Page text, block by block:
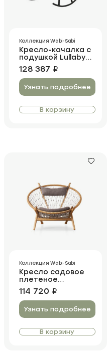
Кресло-качалка с
подушкой Lullaby
Bauhaus
Коллекция Wabi-Sabi
128 387 i
Узнать подробнее
В корзину
Кресло садовое
плетеное
Papasan 2 Pillows
Коллекция Wabi-Sabi
114 720 i
Узнать подробнее
В корзину